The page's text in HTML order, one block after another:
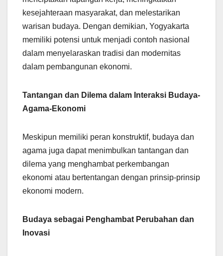
kesejahteraan masyarakat, dan melestarikan
warisan budaya. Dengan demikian, Yogyakarta
memiliki potensi untuk menjadi contoh nasional
dalam menyelaraskan tradisi dan modernitas
dalam pembangunan ekonomi.
Tantangan dan Dilema dalam Interaksi Budaya-
Agama-Ekonomi
Meskipun memiliki peran konstruktif, budaya dan
agama juga dapat menimbulkan tantangan dan
dilema yang menghambat perkembangan
ekonomi atau bertentangan dengan prinsip-prinsip
ekonomi modern.
Budaya sebagai Penghambat Perubahan dan
Inovasi